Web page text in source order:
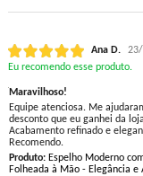
Ana D.
Eu recomendo esse produto.
Maravilhoso!
Equipe atenciosa. Me
desconto que eu ganhei da
Acabamento refinado e
Recomendo.
Produto:Espelho Moderno
Folheada à Mão - Elegância e